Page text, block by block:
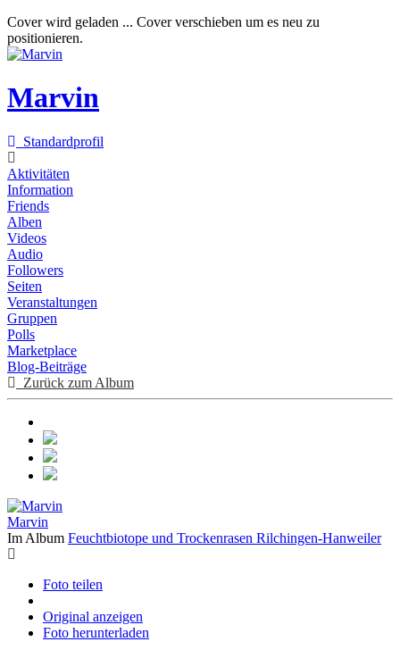
Cover wird geladen ... Cover verschieben um es neu zu
positionieren.
Marvin
Standardprofil
Aktivitäten
Information
Friends
Alben
Videos
Audio
Followers
Seiten
Veranstaltungen
Gruppen
Polls
Marketplace
Blog-Beiträge
Zurück zum Album
Marvin
Im Album Feuchtbiotope und Trockenrasen Rilchingen-Hanweiler
Foto teilen
Original anzeigen
Foto herunterladen